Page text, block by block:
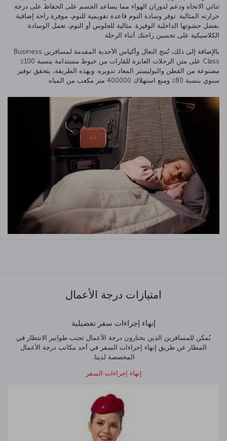
ثنائي الاتجاه ودعم لدوران الهواء مما يساعد الجسم على الحفاظ على درجة
حرارته المثالية. توفر وسادة النوم قاعدة تقويمية للنوم، موفرة راحة إضافية
بفضل حشوتها الداخلية الوفيرة. مثالية للجلوس أو النوم، تعمل الوسادة
الكلاسيكية على تحسين راحتك أثناء الرحلة.
بالإضافة إلى ذلك، تُنتج النعال وأكياس الأحذية المقدمة لمسافرين Business
Class على متن الرحلات العابرة للقارات من خيوط مستدامة بنسبة 100٪
مصنوعة من القطن والبوليستر المعاد تدويره. وبهذه الطريقة، يتحقق توفير
سنوي بنسبة 80٪ ومنع استهلاك 400000 متر مكعب من المياه.
امتيازات درجة الأعمال